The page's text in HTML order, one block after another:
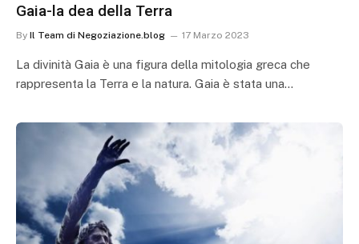
Gaia-la dea della Terra
By Il Team di Negoziazione.blog 17 Marzo 2023
La divinità Gaia è una figura della mitologia greca che
rappresenta la Terra e la natura. Gaia è stata una…